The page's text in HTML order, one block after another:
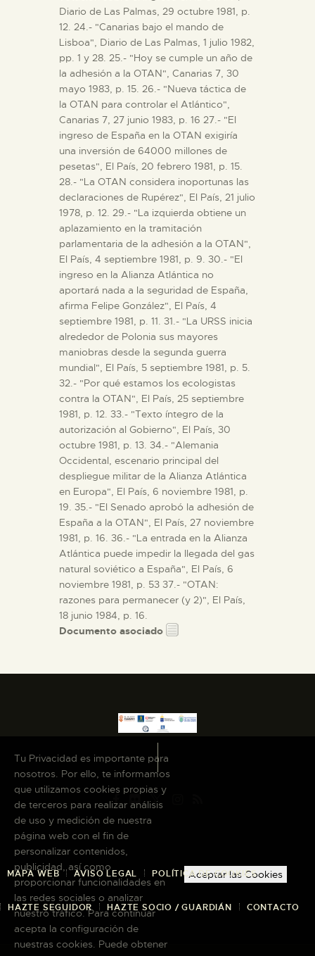
Diario de Las Palmas, 29 octubre 1981, p.
12. 24.- "Canarias bajo el mando de
Lisboa", Diario de Las Palmas, 1 julio 1982,
pp. 1 y 28. 25.- "Hoy se cumple un año de
la adhesión a la OTAN", Canarias 7, 30
mayo 1983, p. 15. 26.- "Nueva táctica de
la OTAN para controlar el Atlántico",
Canarias 7, 27 junio 1983, p. 16 27.- "El
ingreso de España en la OTAN exigiría
una inversión de 64000 millones de
pesetas", El País, 20 febrero 1981, p. 15.
28.- "La OTAN considera inoportunas las
declaraciones de Rupérez", El País, 21 julio
1978, p. 12. 29.- "La izquierda obtiene un
aplazamiento en la tramitación
parlamentaria de la adhesión a la OTAN",
El País, 4 septiembre 1981, p. 9. 30.- "El
ingreso en la Alianza Atlántica no
aportará nada a la seguridad de España,
afirma Felipe González", El País, 4
septiembre 1981, p. 11. 31.- "La URSS inicia
alrededor de Polonia sus mayores
maniobras desde la segunda guerra
mundial", El País, 5 septiembre 1981, p. 5.
32.- "Por qué estamos los ecologistas
contra la OTAN", El País, 25 septiembre
1981, p. 12. 33.- "Texto íntegro de la
autorización al Gobierno", El País, 30
octubre 1981, p. 13. 34.- "Alemania
Occidental, escenario principal del
despliegue militar de la Alianza Atlántica
en Europa", El País, 6 noviembre 1981, p.
19. 35.- "El Senado aprobó la adhesión de
España a la OTAN", El País, 27 noviembre
1981, p. 16. 36.- "La entrada en la Alianza
Atlántica puede impedir la llegada del gas
natural soviético a España", El País, 6
noviembre 1981, p. 53 37.- "OTAN:
razones para permanecer (y 2)", El País,
18 junio 1984, p. 16.
Documento asociado
MAPA WEB AVISO LEGAL POLÍTICA DE COOKIES
HAZTE SEGUIDOR HAZTE SOCIO / GUARDIÁN CONTACTO
Tu Privacidad es importante para
nosotros. Por ello, te informamos
que utilizamos cookies propias y
de terceros para realizar análisis
de uso y medición de nuestra
página web con el fin de
personalizar contenidos,
publicidad, así como
proporcionar funcionalidades en
las redes sociales o analizar
nuestro tráfico. Para continuar
acepta la configuración de
nuestras cookies. Puede obtener
Aceptar las Cookies